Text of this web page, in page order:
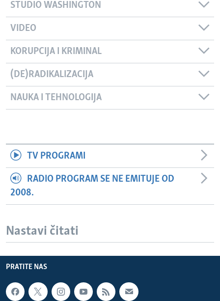
STUDIO WASHINGTON
VIDEO
KORUPCIJA I KRIMINAL
(DE)RADIKALIZACIJA
NAUKA I TEHNOLOGIJA
TV PROGRAMI
RADIO PROGRAM SE NE EMITUJE OD
2008.
Nastavi čitati
PRATITE NAS